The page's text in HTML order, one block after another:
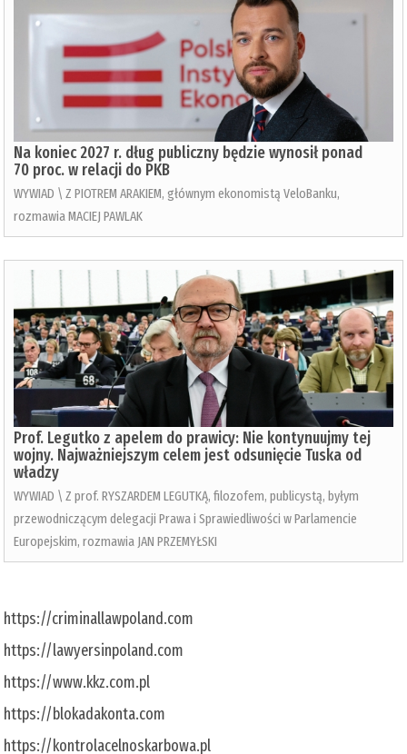
Na koniec 2027 r. dług publiczny będzie wynosił ponad
70 proc. w relacji do PKB
WYWIAD \ Z PIOTREM ARAKIEM, głównym ekonomistą VeloBanku,
rozmawia MACIEJ PAWLAK
Prof. Legutko z apelem do prawicy: Nie kontynuujmy tej
wojny. Najważniejszym celem jest odsunięcie Tuska od
władzy
WYWIAD \ Z prof. RYSZARDEM LEGUTKĄ, filozofem, publicystą, byłym
przewodniczącym delegacji Prawa i Sprawiedliwości w Parlamencie
Europejskim, rozmawia JAN PRZEMYŁSKI
https://criminallawpoland.com
https://lawyersinpoland.com
https://www.kkz.com.pl
https://blokadakonta.com
https://kontrolacelnoskarbowa.pl